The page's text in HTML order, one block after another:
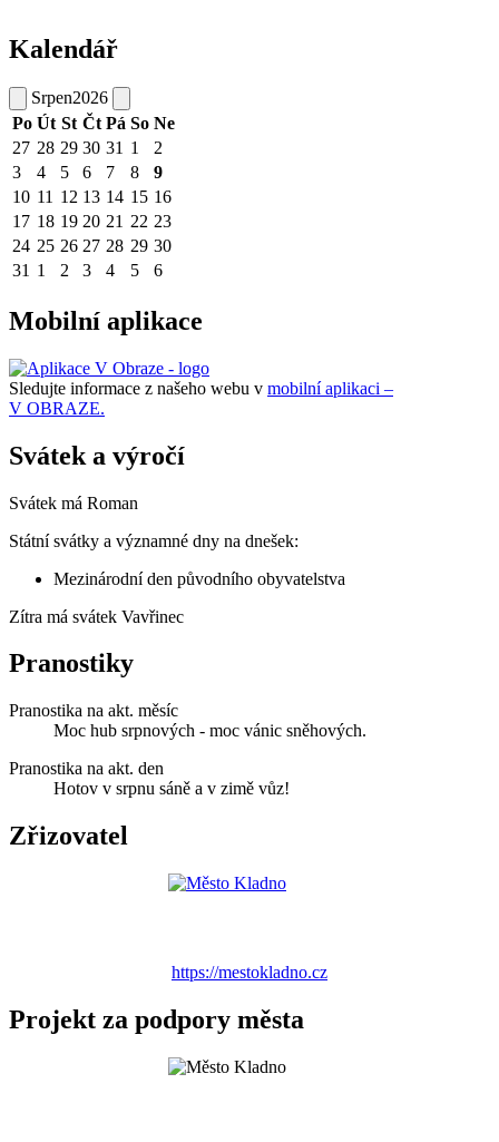
Kalendář
Srpen2026
Po Út St Čt Pá So Ne
27 28 29 30 31 1
2
3
4 5 6 7 8
9
10 11 12 13 14 15 16
17 18 19 20 21 22 23
24 25 26 27 28 29 30
31 1 2 3 4 5 6
Mobilní aplikace
Sledujte informace z našeho webu v mobilní aplikaci –
V OBRAZE.
Svátek a výročí
Svátek má Roman
Státní svátky a významné dny na dnešek:
Mezinárodní den původního obyvatelstva
Zítra má svátek Vavřinec
Pranostiky
Pranostika na akt. měsíc
Moc hub srpnových - moc vánic sněhových.
Pranostika na akt. den
Hotov v srpnu sáně a v zimě vůz!
Zřizovatel
https://mestokladno.cz
Projekt za podpory města